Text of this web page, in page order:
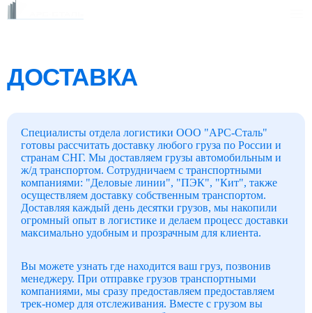
ГОСТы
Сертификаты
Возврат
О компании
FAQ
Реквизиты
Доставка
Оплата
ДОСТАВКА
Специалисты отдела логистики ООО "АРС-Сталь"
готовы рассчитать доставку любого груза по России и
странам СНГ. Мы доставляем грузы автомобильным и
ж/д транспортом. Сотрудничаем с транспортными
компаниями: "Деловые линии", "ПЭК", "Кит", также
осуществляем доставку собственным транспортом.
Доставляя каждый день десятки грузов, мы накопили
огромный опыт в логистике и делаем процесс доставки
максимально удобным и прозрачным для клиента.
Вы можете узнать где находится ваш груз, позвонив
менеджеру. При отправке грузов транспортными
компаниями, мы сразу предоставляем предоставляем
трек-номер для отслеживания. Вместе с грузом вы